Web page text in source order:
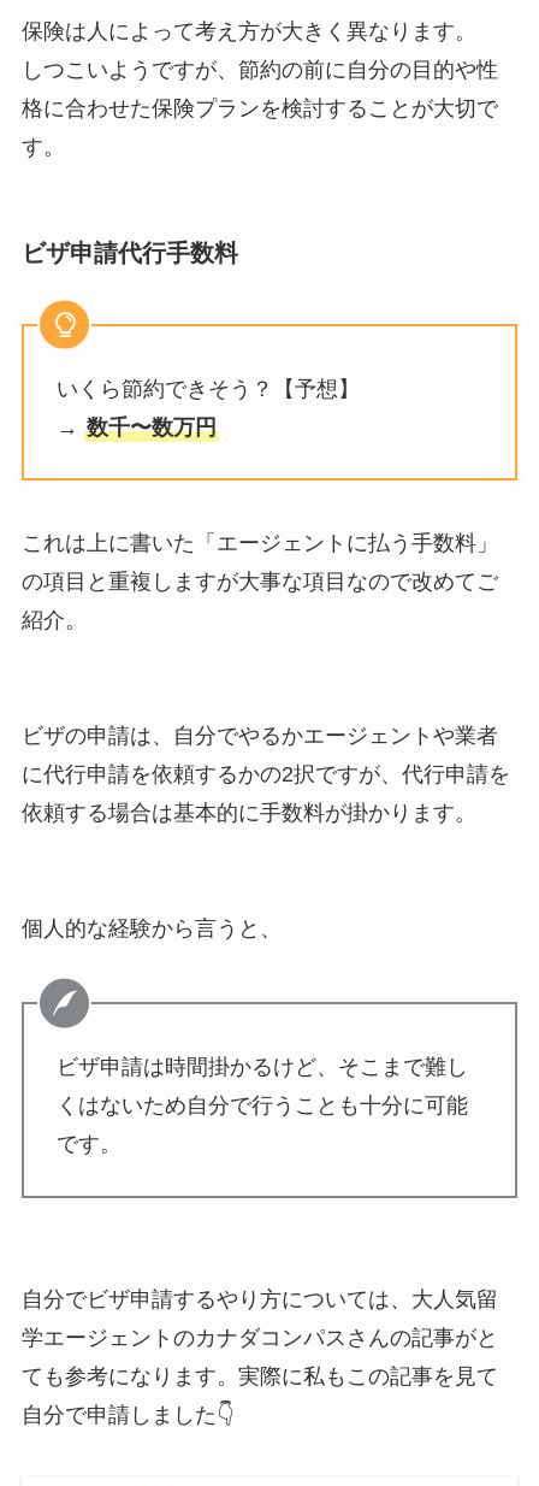
保険は人によって考え方が大きく異なります。
しつこいようですが、節約の前に自分の目的や性
格に合わせた保険プランを検討することが大切で
す。
ビザ申請代行手数料
いくら節約できそう？【予想】
→ 数千〜数万円
これは上に書いた「エージェントに払う手数料」
の項目と重複しますが大事な項目なので改めてご
紹介。
ビザの申請は、自分でやるかエージェントや業者
に代行申請を依頼するかの2択ですが、代行申請を
依頼する場合は基本的に手数料が掛かります。
個人的な経験から言うと、
ビザ申請は時間掛かるけど、そこまで難し
くはないため自分で行うことも十分に可能
です。
自分でビザ申請するやり方については、大人気留
学エージェントのカナダコンパスさんの記事がと
ても参考になります。実際に私もこの記事を見て
自分で申請しました👇